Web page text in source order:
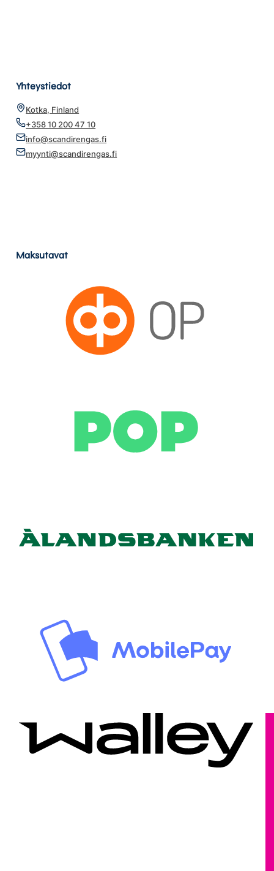
Yhteystiedot
Kotka, Finland
+358 10 200 47 10
info@scandirengas.fi
myynti@scandirengas.fi
Maksutavat